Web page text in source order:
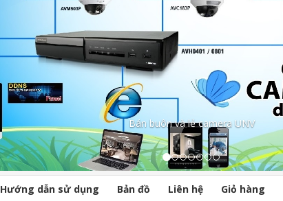
Bán buôn và lẻ camera UNV
Hướng dẫn sử dụng Bản đồ Liên hệ Giỏ hàng